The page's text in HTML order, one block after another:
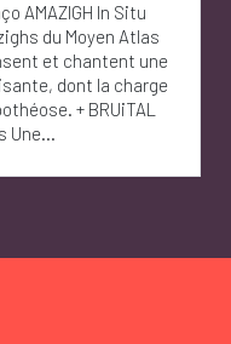
AMAZIGH In Situ
du Moyen Atlas
et chantent une
dont la charge
+ BRUiTAL
Une...